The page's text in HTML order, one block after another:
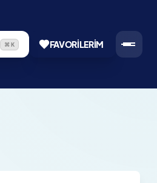
⌘ K FAVORILERIM